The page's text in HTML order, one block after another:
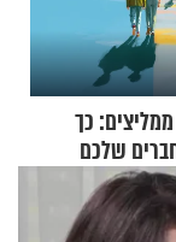
ממליצים: כך
שלכם